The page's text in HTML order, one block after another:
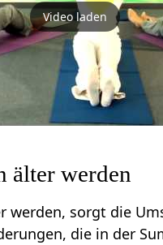
Video laden
älter werden
werden, sorgt die
die in der